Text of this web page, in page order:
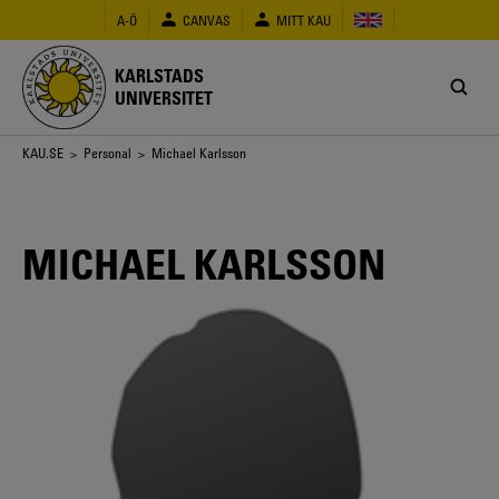
huvudinnehåll
A-Ö CANVAS MITT KAU
KARLSTADS
UNIVERSITET
Länkstig
KAU.SE > Personal > Michael Karlsson
MICHAEL KARLSSON